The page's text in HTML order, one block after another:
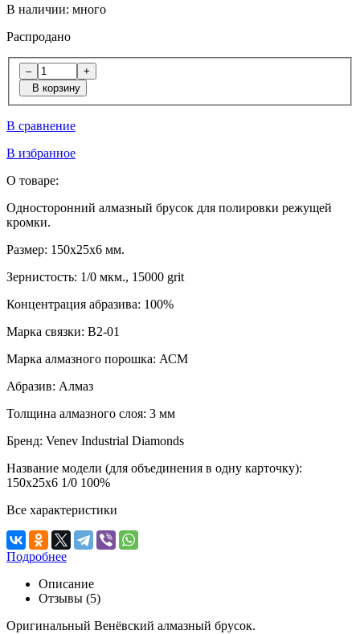
В наличии: много
Распродано
–
+
В корзину
В сравнение
В избранное
О товаре:
Односторонний алмазный брусок для полировки режущей
кромки.
Размер: 150х25х6 мм.
Зернистость: 1/0 мкм., 15000 grit
Концентрация абразива: 100%
Марка связки: В2-01
Марка алмазного порошка: АСМ
Абразив: Алмаз
Толщина алмазного слоя: 3 мм
Бренд: Venev Industrial Diamonds
Название модели (для объединения в одну карточку):
150х25х6 1/0 100%
Все характеристики
Подробнее
Описание
Отзывы (5)
Оригинальный Венёвский алмазный брусок.